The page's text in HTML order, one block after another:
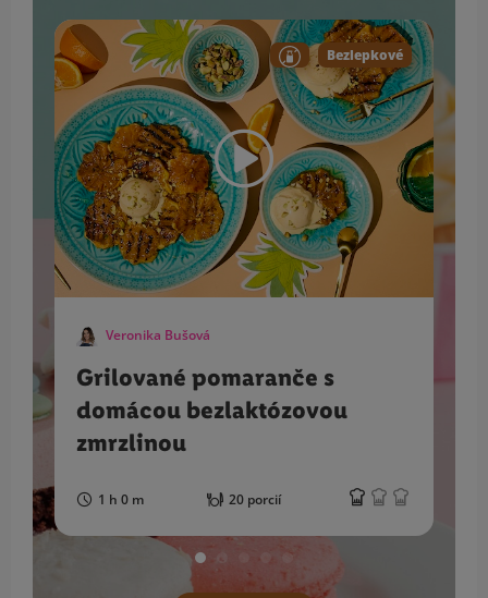
Bezlepkové
Veronika Bušová
Grilované pomaranče s
domácou bezlaktózovou
zmrzlinou
1 h 0 m 20 porcií